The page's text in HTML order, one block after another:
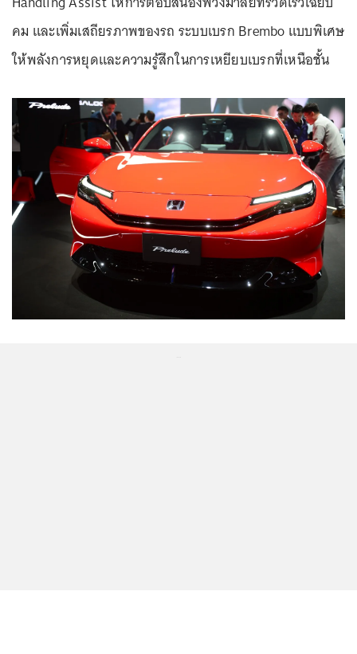
คม และเพิ่มเสถียรภาพของรถ ระบบเบรก Brembo แบบพิเศษ
ให้พลังการหยุดและความรู้สึกในการเหยียบเบรกที่เหนือชั้น